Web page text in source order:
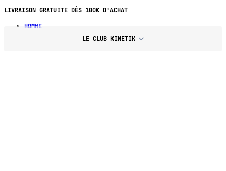
LIVRAISON GRATUITE DÈS 100€ D'ACHAT
HOMME
LE CLUB KINETIK